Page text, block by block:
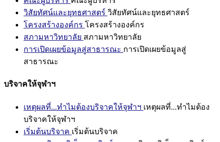
วิสัยทัศน์และยุทธศาสตร์ วิสัยทัศน์และยุทธศาสตร์
โครงสร้างองค์กร โครงสร้างองค์กร
สภามหาวิทยาลัย สภามหาวิทยาลัย
การเปิดเผยข้อมูลสู่สาธารณะ การเปิดเผยข้อมูลสู่
สาธารณะ
บริจาคให้จุฬาฯ
เหตุผลที่...ทำไมต้องบริจาคให้จุฬาฯ เหตุผลที่...ทำไมต้อง
บริจาคให้จุฬาฯ
เริ่มต้นบริจาค เริ่มต้นบริจาค